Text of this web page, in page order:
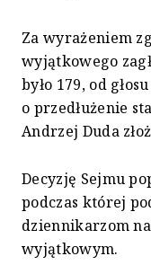
Za wyrażeniem
wyjątkowego
było 179, od
o przedłużenie
Andrzej Duda
Decyzję Sejmu
podczas której
dziennikarzom
wyjątkowym.